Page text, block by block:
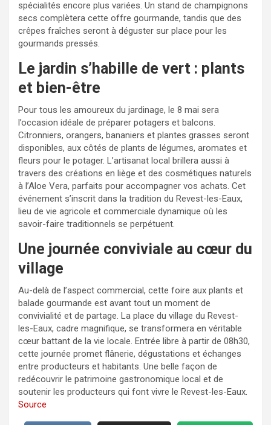
spécialités encore plus variées. Un stand de champignons
secs complètera cette offre gourmande, tandis que des
crêpes fraîches seront à déguster sur place pour les
gourmands pressés.
Le jardin s’habille de vert : plants
et bien-être
Pour tous les amoureux du jardinage, le 8 mai sera
l’occasion idéale de préparer potagers et balcons.
Citronniers, orangers, bananiers et plantes grasses seront
disponibles, aux côtés de plants de légumes, aromates et
fleurs pour le potager. L’artisanat local brillera aussi à
travers des créations en liège et des cosmétiques naturels
à l’Aloe Vera, parfaits pour accompagner vos achats. Cet
événement s’inscrit dans la tradition du Revest-les-Eaux,
lieu de vie agricole et commerciale dynamique où les
savoir-faire traditionnels se perpétuent.
Une journée conviviale au cœur du
village
Au-delà de l’aspect commercial, cette foire aux plants et
balade gourmande est avant tout un moment de
convivialité et de partage. La place du village du Revest-
les-Eaux, cadre magnifique, se transformera en véritable
cœur battant de la vie locale. Entrée libre à partir de 08h30,
cette journée promet flânerie, dégustations et échanges
entre producteurs et habitants. Une belle façon de
redécouvrir le patrimoine gastronomique local et de
soutenir les producteurs qui font vivre le Revest-les-Eaux.
Source